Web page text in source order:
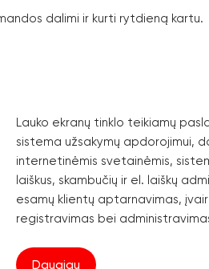
dalimi ir kurti rytdieną kartu.
Lauko ekranų tinklo teikiamų
sistema užsakymų apdorojimui,
internetinėmis svetainėmis,
laiškus, skambučių ir el. laiškų
esamų klientų aptarnavimas,
registravimas bei
Daugiau